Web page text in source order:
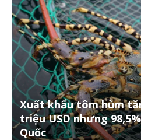
Xuất khẩu tôm hùm
triệu USD nhưng
Quốc